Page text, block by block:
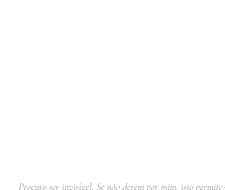
Procuro ser invisível. Se não derem por mim, isso